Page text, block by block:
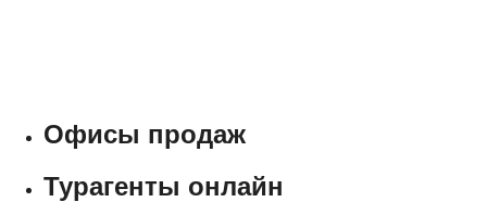
Офисы продаж
Турагенты онлайн